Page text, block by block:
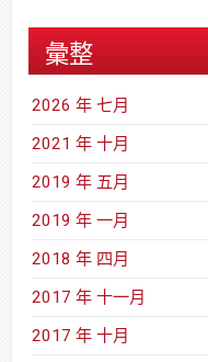
彙整
2026 年 七月
2021 年 十月
2019 年 五月
2019 年 一月
2018 年 四月
2017 年 十一月
2017 年 十月